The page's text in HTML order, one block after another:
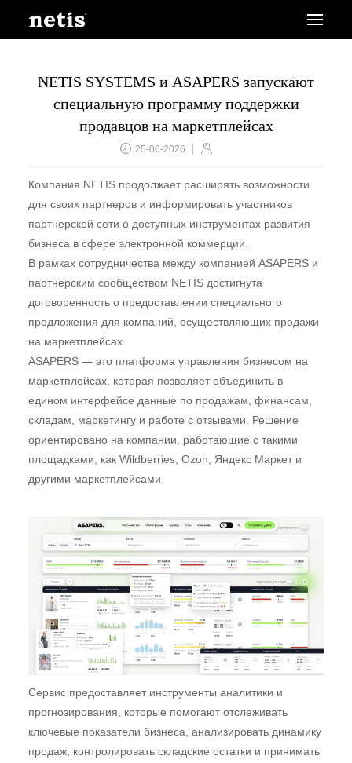
NETIS SYSTEMS и ASAPERS запускают
специальную программу поддержки
продавцов на маркетплейсах
25-06-2026
Компания NETIS продолжает расширять возможности
для своих партнеров и информировать участников
партнерской сети о доступных инструментах развития
бизнеса в сфере электронной коммерции.
В рамках сотрудничества между компанией ASAPERS и
партнерским сообществом NETIS достигнута
договоренность о предоставлении специального
предложения для компаний, осуществляющих продажи
на маркетплейсах.
ASAPERS — это платформа управления бизнесом на
маркетплейсах, которая позволяет объединить в
едином интерфейсе данные по продажам, финансам,
складам, маркетингу и работе с отзывами. Решение
ориентировано на компании, работающие с такими
площадками, как Wildberries, Ozon, Яндекс Маркет и
другими маркетплейсами.
Сервис предоставляет инструменты аналитики и
прогнозирования, которые помогают отслеживать
ключевые показатели бизнеса, анализировать динамику
продаж, контролировать складские остатки и принимать